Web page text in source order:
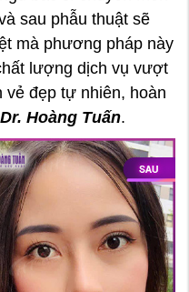
sau phẫu thuật sẽ
mà phương pháp này
lượng dịch vụ vượt
vẻ đẹp tự nhiên, hoàn
Dr. Hoàng Tuấn.